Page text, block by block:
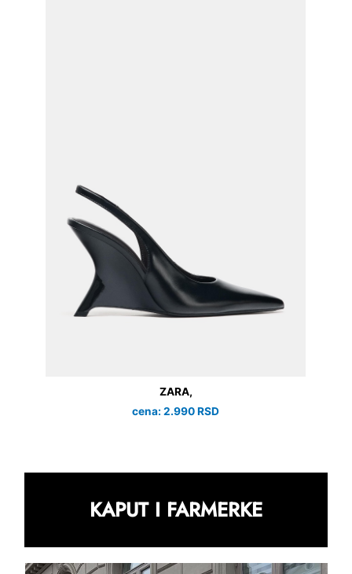
ZARA,
cena: 2.990 RSD
KAPUT I FARMERKE